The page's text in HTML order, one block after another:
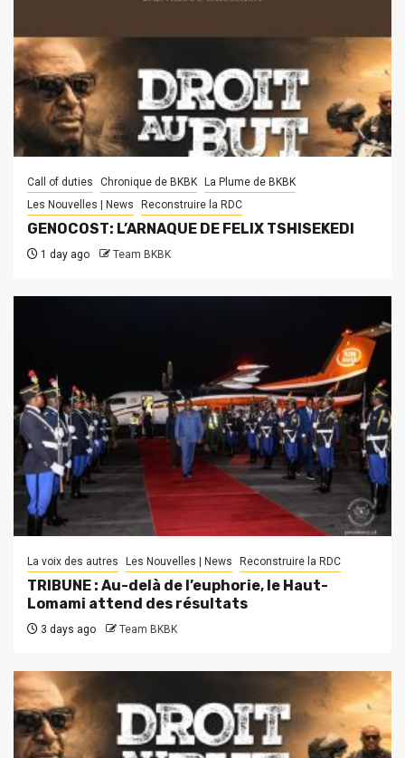
Call of duties Chronique de BKBK
La Plume de BKBK
Les Nouvelles | News
Reconstruire la RDC
GENOCOST: L’ARNAQUE DE FELIX TSHISEKEDI
1 day ago Team BKBK
La voix des autres Les Nouvelles | News Reconstruire la RDC
TRIBUNE : Au-delà de l’euphorie, le Haut-
Lomami attend des résultats
3 days ago Team BKBK